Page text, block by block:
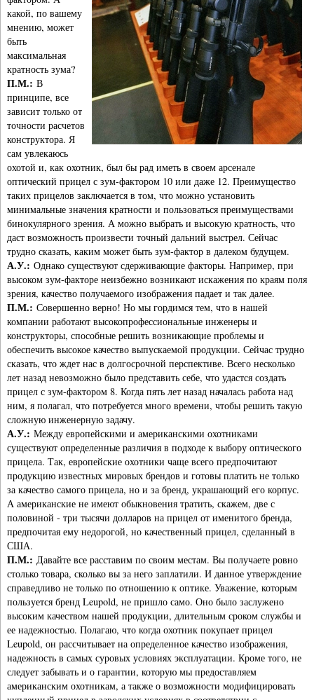
какой, по вашему
мнению, может
быть
максимальная
кратность зума?
П.М.: В
принципе, все
зависит только от
точности расчетов
конструктора. Я
сам увлекаюсь
охотой и, как охотник, был бы рад иметь в своем арсенале
оптический прицел с зум-фактором 10 или даже 12. Преимущество
таких прицелов заключается в том, что можно установить
минимальные значения кратности и пользоваться преимуществами
бинокулярного зрения. А можно выбрать и высокую кратность, что
даст возможность произвести точный дальний выстрел. Сейчас
трудно сказать, каким может быть зум-фактор в далеком будущем.
А.У.: Однако существуют сдерживающие факторы. Например, при
высоком зум-факторе неизбежно возникают искажения по краям поля
зрения, качество получаемого изображения падает и так далее.
П.М.: Совершенно верно! Но мы гордимся тем, что в нашей
компании работают высокопрофессиональные инженеры и
конструкторы, способные решить возникающие проблемы и
обеспечить высокое качество выпускаемой продукции. Сейчас трудно
сказать, что ждет нас в долгосрочной перспективе. Всего несколько
лет назад невозможно было представить себе, что удастся создать
прицел с зум-фактором 8. Когда пять лет назад началась работа над
ним, я полагал, что потребуется много времени, чтобы решить такую
сложную инженерную задачу.
А.У.: Между европейскими и американскими охотниками
существуют определенные различия в подходе к выбору оптического
прицела. Так, европейские охотники чаще всего предпочитают
продукцию известных мировых брендов и готовы платить не только
за качество самого прицела, но и за бренд, украшающий его корпус.
А американские не имеют обыкновения тратить, скажем, две с
половиной - три тысячи долларов на прицел от именитого бренда,
предпочитая ему недорогой, но качественный прицел, сделанный в
США.
П.М.: Давайте все расставим по своим местам. Вы получаете ровно
столько товара, сколько вы за него заплатили. И данное утверждение
справедливо не только по отношению к оптике. Уважение, которым
пользуется бренд Leupold, не пришло само. Оно было заслужено
высоким качеством нашей продукции, длительным сроком службы и
ее надежностью. Полагаю, что когда охотник покупает прицел
Leupold, он рассчитывает на определенное качество изображения,
надежность в самых суровых условиях эксплуатации. Кроме того, не
следует забывать и о гарантии, которую мы предоставляем
американским охотникам, а также о возможности модифицировать